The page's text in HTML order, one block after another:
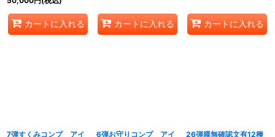
カートに入れる カートに入れる カートに入れる
7弾すくみコンプ アイ
6弾お守りコンプ アイ
26弾膜無確認文有12種